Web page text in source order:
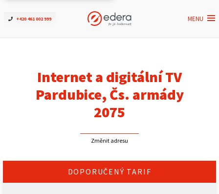
+420 461 002 999 MENU
Ověřit dostupnost
ČEZNET TV
Kontakt
Internet a digitální TV
Pardubice, Čs. armády
2075
Změnit adresu
DOPORUČENÝ TARIF